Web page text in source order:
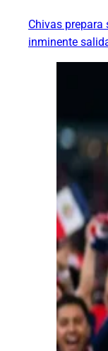
Chivas prepara
inminente